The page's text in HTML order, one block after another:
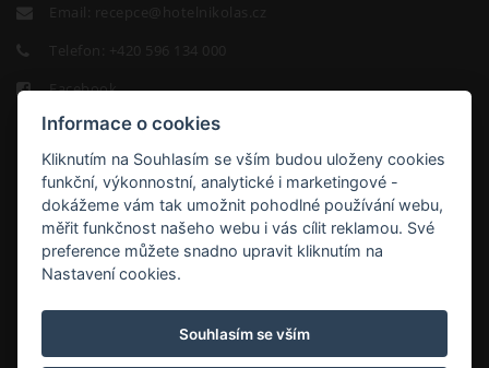
Email:
recepce@hotelnikolas.cz
Telefon:
+420 596 134 000
Facebook
HOTEL
NIKOLAS
Informace o cookies
Kliknutím na Souhlasím se vším budou uloženy cookies
funkční, výkonnostní, analytické i marketingové -
dokážeme vám tak umožnit pohodlné používání webu,
měřit funkčnost našeho webu i vás cílit reklamou. Své
preference můžete snadno upravit kliknutím na
Nastavení cookies.
Souhlasím se vším